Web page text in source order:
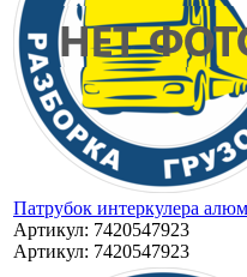
Патрубок интеркулера
Артикул: 7420547923
Артикул: 7420547923